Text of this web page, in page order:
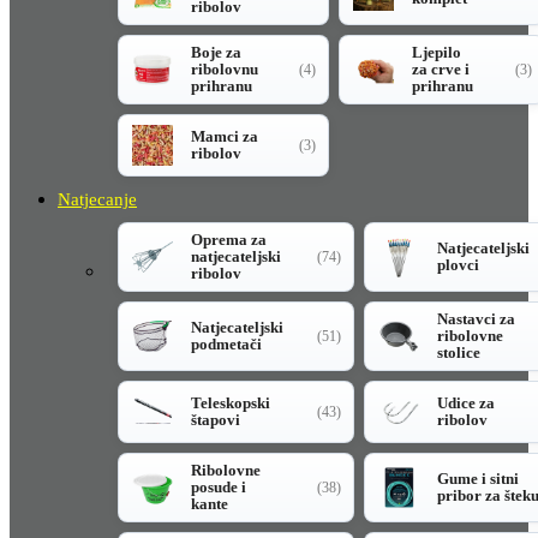
ribolov
Boje za
ribolovnu
prihranu
(4)
Ljepilo
za crve i
prihranu
(3)
Mamci za
ribolov
(3)
Natjecanje
Oprema za
natjecateljski
ribolov
(74)
Natjecateljski
plovci
Natjecateljski
podmetači
(51)
Nastavci za
ribolovne
stolice
Teleskopski
štapovi
(43)
Udice za
ribolov
Ribolovne
posude i
kante
(38)
Gume i sitni
pribor za šteku